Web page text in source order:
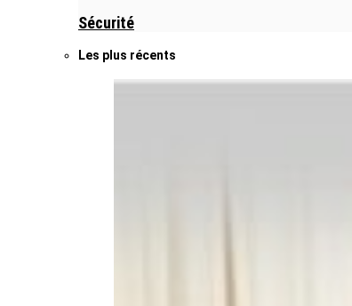
Sécurité
Les plus récents